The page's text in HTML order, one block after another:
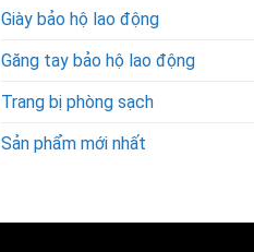
Giày bảo hộ lao động
Găng tay bảo hộ lao động
Trang bị phòng sạch
Sản phẩm mới nhất